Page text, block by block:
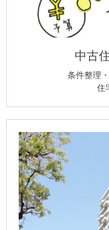
中古
条件整理
住